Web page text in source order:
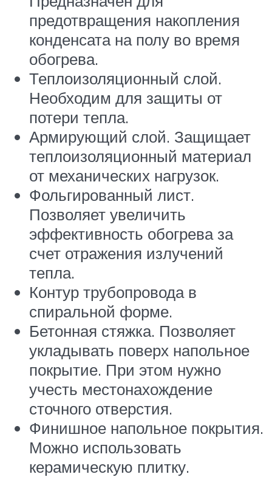
предотвращения накопления
конденсата на полу во время
обогрева.
Теплоизоляционный слой.
Необходим для защиты от
потери тепла.
Армирующий слой. Защищает
теплоизоляционный материал
от механических нагрузок.
Фольгированный лист.
Позволяет увеличить
эффективность обогрева за
счет отражения излучений
тепла.
Контур трубопровода в
спиральной форме.
Бетонная стяжка. Позволяет
укладывать поверх напольное
покрытие. При этом нужно
учесть местонахождение
сточного отверстия.
Финишное напольное покрытия.
Можно использовать
керамическую плитку.